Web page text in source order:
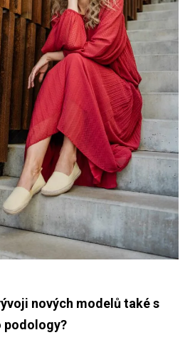
nových modelů také s
podology?